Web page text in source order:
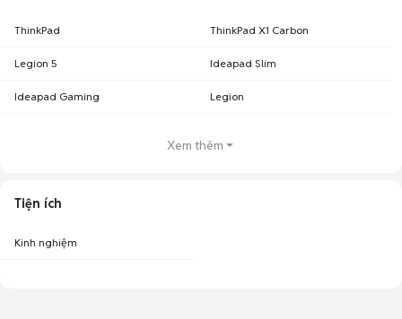
ThinkPad ThinkPad X1 Carbon
Legion 5 Ideapad Slim
Ideapad Gaming Legion
Xem thêm
Tiện ích
Kinh nghiệm